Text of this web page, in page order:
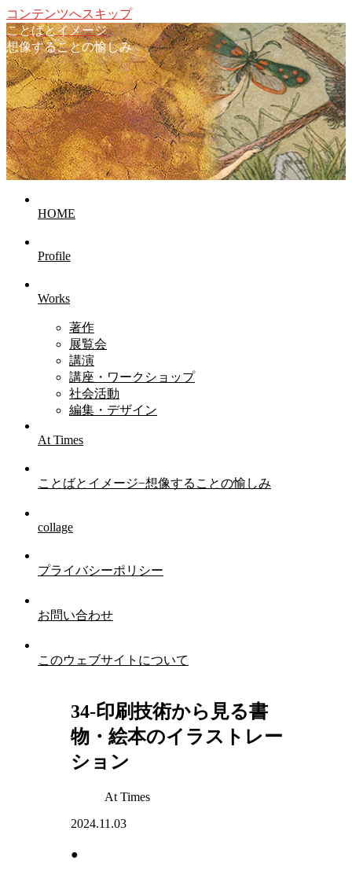
コンテンツへスキップ
ことばとイメージ
想像することの愉しみ
HOME
Profile
Works
著作
展覧会
講演
講座・ワークショップ
社会活動
編集・デザイン
At Times
ことばとイメージ−想像することの愉しみ
collage
プライバシーポリシー
お問い合わせ
このウェブサイトについて
34-印刷技術から見る書
物・絵本のイラストレー
ション
At Times
2024.11.03
●